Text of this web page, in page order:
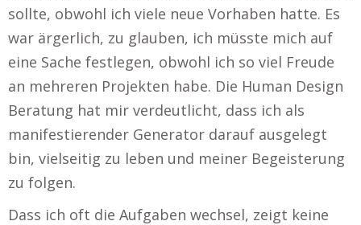
sollte, obwohl ich viele neue Vorhaben hatte. Es
war ärgerlich, zu glauben, ich müsste mich auf
eine Sache festlegen, obwohl ich so viel Freude
an mehreren Projekten habe. Die Human Design
Beratung hat mir verdeutlicht, dass ich als
manifestierender Generator darauf ausgelegt
bin, vielseitig zu leben und meiner Begeisterung
zu folgen.
Dass ich oft die Aufgaben wechsel, zeigt keine